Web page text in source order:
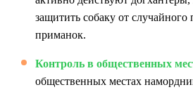
защитить собаку от
приманок.
Контроль в общественных
общественных местах